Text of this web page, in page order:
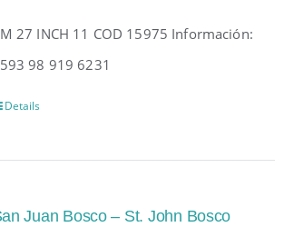
27 INCH 11 COD 15975 Información:
98 919 6231
Details
Juan Bosco – St. John Bosco